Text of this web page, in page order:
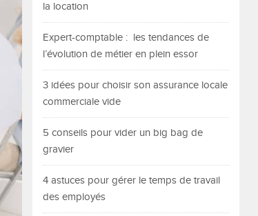
la location
Expert-comptable : les tendances de
l’évolution de métier en plein essor
3 idées pour choisir son assurance locale
commerciale vide
5 conseils pour vider un big bag de
gravier
4 astuces pour gérer le temps de travail
des employés